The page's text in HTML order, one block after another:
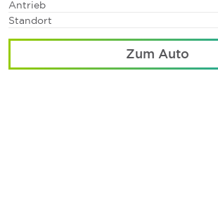
Antrieb
Standort
Zum Auto